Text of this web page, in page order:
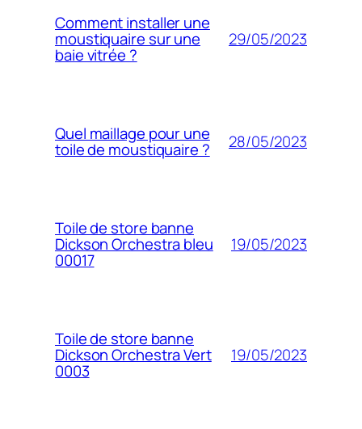
Comment installer une
moustiquaire sur une
baie vitrée ?
29/05/2023
Quel maillage pour une
toile de moustiquaire ? 28/05/2023
Toile de store banne
Dickson Orchestra bleu
00017
19/05/2023
Toile de store banne
Dickson Orchestra Vert
0003
19/05/2023